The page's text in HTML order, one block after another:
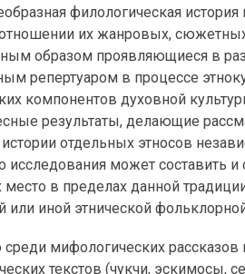
филологическая история
их жанровых,
образом проявляющиеся в
репертуаром в процессе
компонентов духовной
результаты, делающие
отдельных этносов
может составить и
в пределах данной
или иной этнической
мифологических рассказов
текстов (чукчи, эскимосы,